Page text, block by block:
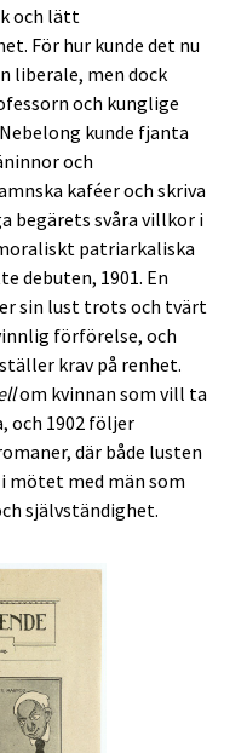
och lätt
För hur kunde det nu
liberale, men dock
och kunglige
kunde fjanta
och
kaféer och skriva
begärets svåra villkor i
patriarkaliska
debuten, 1901. En
sin lust trots och tvärt
förförelse, och
krav på renhet.
om kvinnan som vill ta
och 1902 följer
där både lusten
mötet med män som
självständighet.